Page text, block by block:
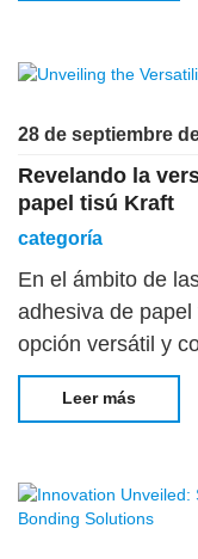
28 de septiembre
Revelando la
papel tisú Kraft
categoría
En el ámbito de
adhesiva de
opción versátil y
aplicaciones. Su
propiedades
Leer más